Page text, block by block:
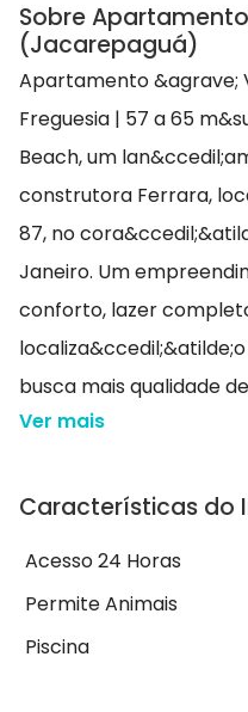
Sobre
(Jacarepaguá)
Apartamento &agrave;
Freguesia | 57 a 65
Beach, um
construtora Ferrara,
87, no
Janeiro. Um
conforto, lazer
busca mais qualidade
Ver mais
Características do
Acesso 24 Horas
Permite Animais
Piscina